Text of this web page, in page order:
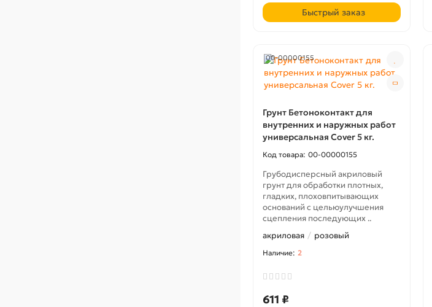
Быстрый заказ
00-00000155
Грунт Бетоноконтакт для
внутренних и наружных работ
универсальная Cover 5 кг.
00-00000155
Грубодисперсный акриловый
грунт для обработки плотных,
гладких, плоховпитывающих
оснований с цельюулучшения
сцепления последующих ..
акриловая
розовый
2
611 ₽